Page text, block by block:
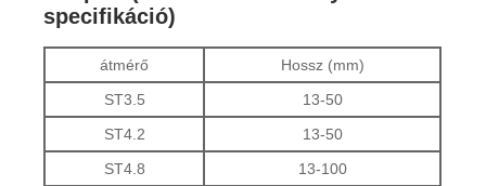
specifikáció)
átmérő
Hossz (mm)
ST3.5
13-50
ST4.2
13-50
ST4.8
13-100